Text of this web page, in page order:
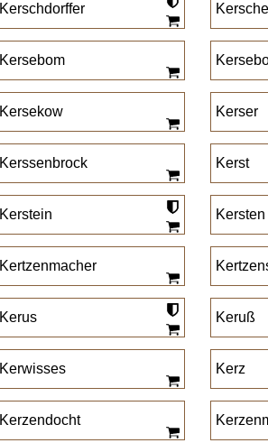
Kerschdorffer
Kersebom
Kersekow Kerser
Kerssenbrock Kerst
Kerstein Kersten
Kertzenmacher
Kerus Keruß
Kerwisses Kerz
Kerzendocht